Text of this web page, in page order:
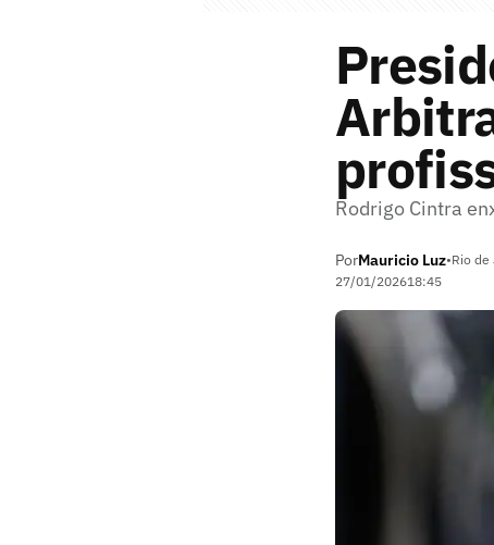
Rodrigo Cintra
PorMauricio Luz•Rio de
27/01/202618:45